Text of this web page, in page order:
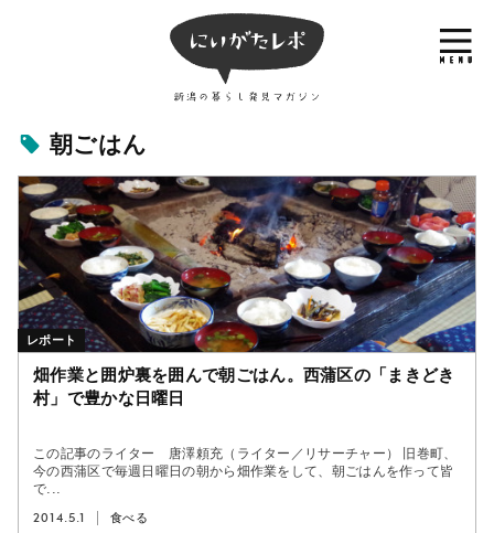
朝ごはん
畑作業と囲炉裏を囲んで朝ごはん。西蒲区の「まきどき
村」で豊かな日曜日
この記事のライター 唐澤頼充（ライター／リサーチャー） 旧巻町、
今の西蒲区で毎週日曜日の朝から畑作業をして、朝ごはんを作って皆
で...
2014.5.1 食べる
レポート